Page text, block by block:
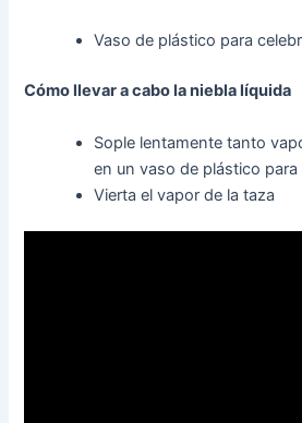
Vaso de plástico para
Cómo llevar a cabo la niebla líquida
Sople lentamente tanto
en un vaso de plástico para
Vierta el vapor de la taza